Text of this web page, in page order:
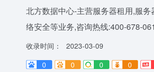
北方数据中心-主营服务器租用,服
络安全等业务,咨询热线:400-678-
收录时间：
2023-03-09
0
0 0 0